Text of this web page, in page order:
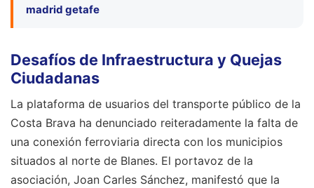
madrid getafe
Desafíos de Infraestructura y Quejas
Ciudadanas
La plataforma de usuarios del transporte público de la
Costa Brava ha denunciado reiteradamente la falta de
una conexión ferroviaria directa con los municipios
situados al norte de Blanes. El portavoz de la
asociación, Joan Carles Sánchez, manifestó que la